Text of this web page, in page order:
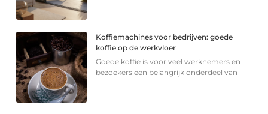
Koffiemachines voor bedrijven: goede
koffie op de werkvloer
Goede koffie is voor veel werknemers en
bezoekers een belangrijk onderdeel van